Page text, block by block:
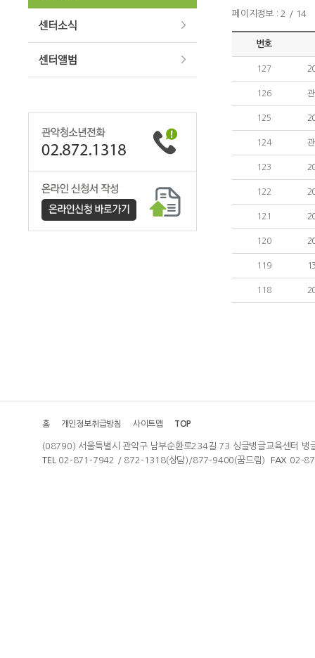
페이지정보 : 2 / 14
번호
127
126
125
124
123
122
121
120
119
118
홈 개인정보취급방침 사이트맵 TOP
(08790) 서울특별시 관악구 남부순환로234길 73 싱글벙글교육센터 벙
TEL
02-871-7942 / 872-1318(상담)/877-9400(꿈드림) FAX 02-